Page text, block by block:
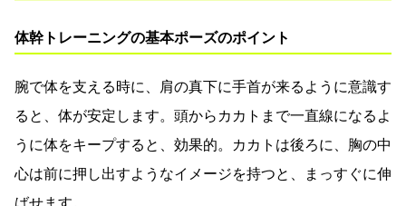
体幹トレーニングの基本ポーズのポイント
腕で体を支える時に、肩の真下に手首が来るように意識す
ると、体が安定します。頭からカカトまで一直線になるよ
うに体をキープすると、効果的。カカトは後ろに、胸の中
心は前に押し出すようなイメージを持つと、まっすぐに伸